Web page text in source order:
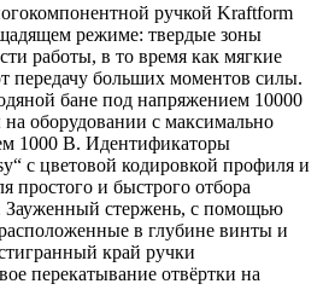
ручкой Kraftform
режиме: твердые зоны
работы, в то время как мягкие
передачу больших моментов силы.
бане под напряжением 10000
оборудовании с максимально
1000 В. Идентификаторы
с цветовой кодировкой профиля и
простого и быстрого отбора
Зауженный стержень, с помощью
в глубине винты и
край ручки
перекатывание отвёртки на